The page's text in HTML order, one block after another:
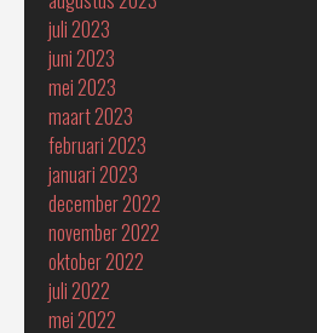
juli 2023
juni 2023
mei 2023
maart 2023
februari 2023
januari 2023
december 2022
november 2022
oktober 2022
juli 2022
mei 2022